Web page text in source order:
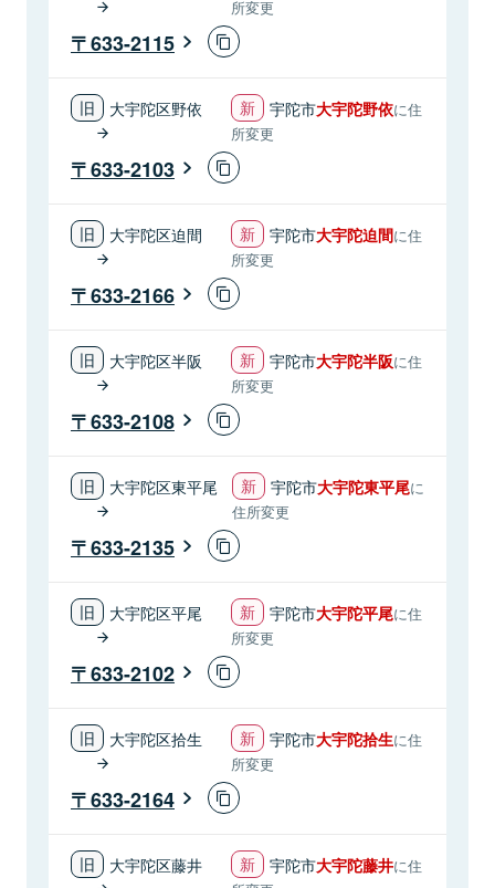
所変更
633-2115
大宇陀区野依 宇陀市大宇陀野依に住
所変更
633-2103
大宇陀区迫間 宇陀市大宇陀迫間に住
所変更
633-2166
大宇陀区半阪 宇陀市大宇陀半阪に住
所変更
633-2108
大宇陀区東平尾 宇陀市大宇陀東平尾に
住所変更
633-2135
大宇陀区平尾 宇陀市大宇陀平尾に住
所変更
633-2102
大宇陀区拾生 宇陀市大宇陀拾生に住
所変更
633-2164
大宇陀区藤井 宇陀市大宇陀藤井に住